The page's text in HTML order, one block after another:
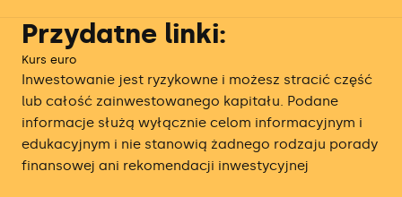
Przydatne linki:
Kurs euro
Inwestowanie jest ryzykowne i możesz stracić część
lub całość zainwestowanego kapitału. Podane
informacje służą wyłącznie celom informacyjnym i
edukacyjnym i nie stanowią żadnego rodzaju porady
finansowej ani rekomendacji inwestycyjnej